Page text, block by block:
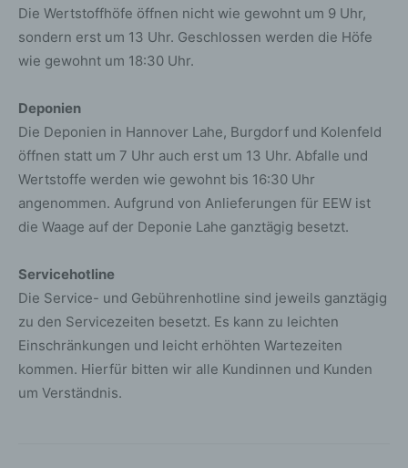
Die Wertstoffhöfe öffnen nicht wie gewohnt um 9 Uhr,
sondern erst um 13 Uhr. Geschlossen werden die Höfe
wie gewohnt um 18:30 Uhr.
Deponien
Die Deponien in Hannover Lahe, Burgdorf und Kolenfeld
öffnen statt um 7 Uhr auch erst um 13 Uhr. Abfalle und
Wertstoffe werden wie gewohnt bis 16:30 Uhr
angenommen. Aufgrund von Anlieferungen für EEW ist
die Waage auf der Deponie Lahe ganztägig besetzt.
Servicehotline
Die Service- und Gebührenhotline sind jeweils ganztägig
zu den Servicezeiten besetzt. Es kann zu leichten
Einschränkungen und leicht erhöhten Wartezeiten
kommen. Hierfür bitten wir alle Kundinnen und Kunden
um Verständnis.